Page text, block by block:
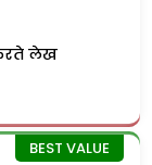
लेख